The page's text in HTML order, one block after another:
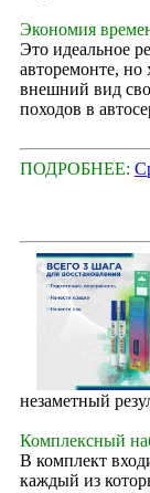
Экономия
Это идеальное
авторемонте, но
внешний вид
походов в
ПОДРОБНЕЕ:
незаметный
Комплексный
В комплект
каждый из